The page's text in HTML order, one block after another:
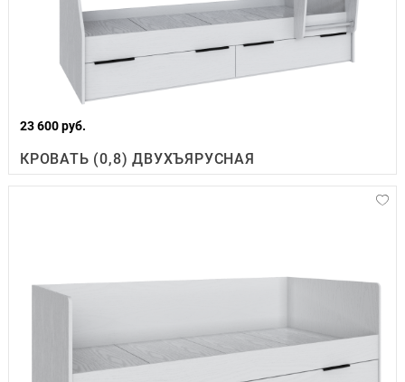
23 600 руб.
КРОВАТЬ (0,8) ДВУХЪЯРУСНАЯ